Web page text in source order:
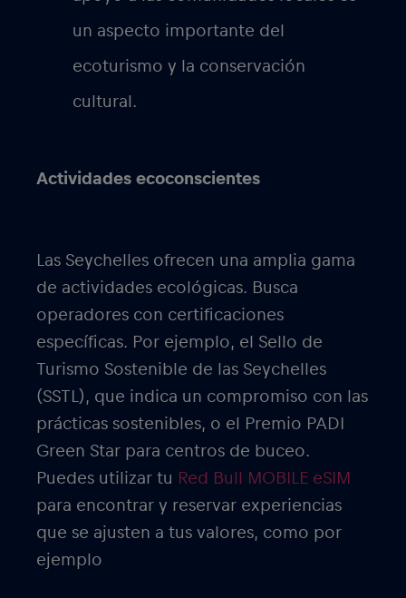
un aspecto importante del
ecoturismo y la conservación
cultural.
Actividades ecoconscientes
Las Seychelles ofrecen una amplia gama
de actividades ecológicas. Busca
operadores con certificaciones
específicas. Por ejemplo, el Sello de
Turismo Sostenible de las Seychelles
(SSTL), que indica un compromiso con las
prácticas sostenibles, o el Premio PADI
Green Star para centros de buceo.
Puedes utilizar tu Red Bull MOBILE eSIM
para encontrar y reservar experiencias
que se ajusten a tus valores, como por
ejemplo